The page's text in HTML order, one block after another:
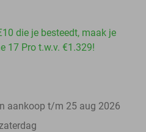
die je besteedt, maak je
17 Pro t.w.v. €1.329!
aankoop t/m 25 aug 2026